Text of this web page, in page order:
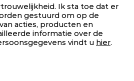
Ik sta toe dat er
gestuurd om op de
acties, producten en
informatie over de
vindt u hier.